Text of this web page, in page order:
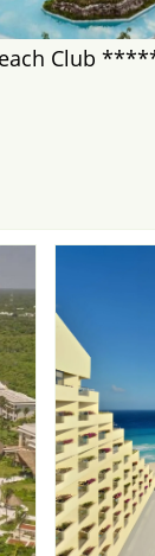
Club